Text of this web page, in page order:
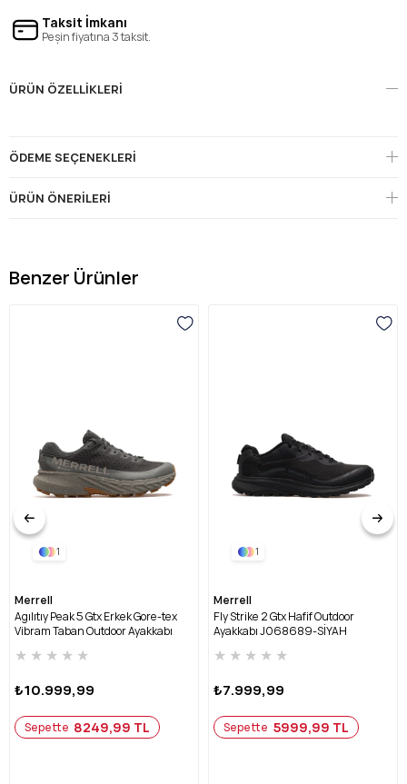
Taksit İmkanı
Peşin fiyatına 3 taksit.
ÜRÜN ÖZELLIKLERI
ÖDEME SEÇENEKLERI
ÜRÜN ÖNERILERI
Benzer Ürünler
1
Merrell
Agılıtıy Peak 5 Gtx Erkek Gore-tex
Vibram Taban Outdoor Ayakkabı
★ ★ ★ ★ ★
₺10.999,99
Sepette 8249,99 TL
1
Merrell
Fly Strike 2 Gtx Hafif Outdoor
Ayakkabı J068689-SİYAH
★ ★ ★ ★ ★
₺7.999,99
Sepette 5999,99 TL